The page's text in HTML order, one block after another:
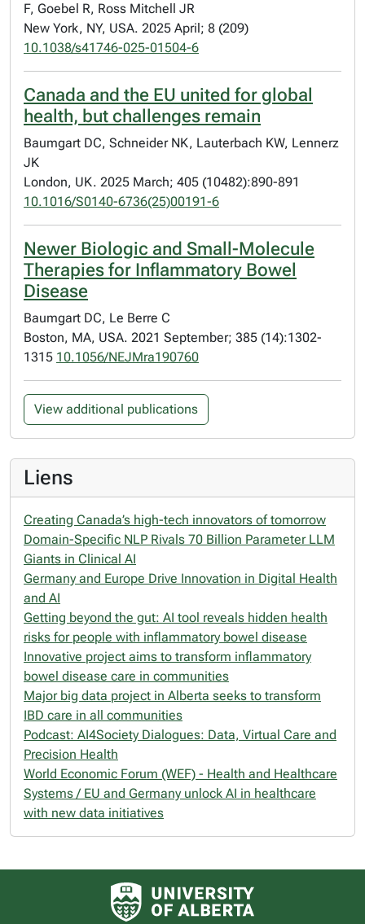
F, Goebel R, Ross Mitchell JR
New York, NY, USA. 2025 April; 8 (209)
10.1038/s41746-025-01504-6
Canada and the EU united for global
health, but challenges remain
Baumgart DC, Schneider NK, Lauterbach KW, Lennerz
JK
London, UK. 2025 March; 405 (10482):890-891
10.1016/S0140-6736(25)00191-6
Newer Biologic and Small-Molecule
Therapies for Inflammatory Bowel
Disease
Baumgart DC, Le Berre C
Boston, MA, USA. 2021 September; 385 (14):1302-
1315 10.1056/NEJMra190760
View additional publications
Liens
Creating Canada’s high-tech innovators of tomorrow
Domain-Specific NLP Rivals 70 Billion Parameter LLM
Giants in Clinical AI
Germany and Europe Drive‍ Innovation in Digital Health
and AI
Getting beyond the gut: AI tool reveals hidden health
risks for people with inflammatory bowel disease
Innovative project aims to transform inflammatory
bowel disease care in communities
Major big data project in Alberta seeks to transform
IBD care in all communities
Podcast: AI4Society Dialogues: Data, Virtual Care and
Precision Health
World Economic Forum (WEF) - Health and Healthcare
Systems / EU and Germany unlock AI in healthcare
with new data initiatives
University of Alberta logo